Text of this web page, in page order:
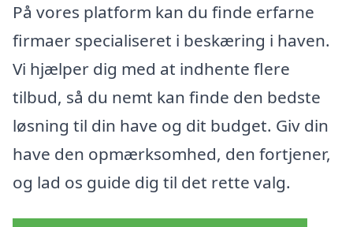
På vores platform kan du finde erfarne
firmaer specialiseret i beskæring i haven.
Vi hjælper dig med at indhente flere
tilbud, så du nemt kan finde den bedste
løsning til din have og dit budget. Giv din
have den opmærksomhed, den fortjener,
og lad os guide dig til det rette valg.